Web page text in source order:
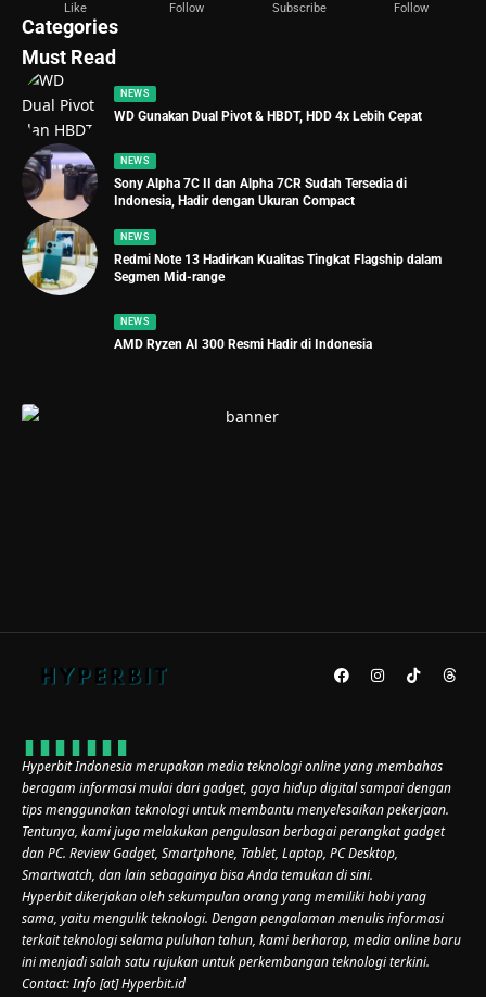
Like Follow Subscribe Follow
Categories
2029 Articles
Must Read
NEWS
WD Gunakan Dual Pivot & HBDT, HDD 4x Lebih Cepat
NEWS
Sony Alpha 7C II dan Alpha 7CR Sudah Tersedia di
Indonesia, Hadir dengan Ukuran Compact
NEWS
Redmi Note 13 Hadirkan Kualitas Tingkat Flagship dalam
Segmen Mid-range
NEWS
AMD Ryzen AI 300 Resmi Hadir di Indonesia
Hyperbit Indonesia merupakan media teknologi online yang membahas
beragam informasi mulai dari gadget, gaya hidup digital sampai dengan
tips menggunakan teknologi untuk membantu menyelesaikan pekerjaan.
Tentunya, kami juga melakukan pengulasan berbagai perangkat gadget
dan PC. Review Gadget, Smartphone, Tablet, Laptop, PC Desktop,
Smartwatch, dan lain sebagainya bisa Anda temukan di sini.
Hyperbit dikerjakan oleh sekumpulan orang yang memiliki hobi yang
sama, yaitu mengulik teknologi. Dengan pengalaman menulis informasi
terkait teknologi selama puluhan tahun, kami berharap, media online baru
ini menjadi salah satu rujukan untuk perkembangan teknologi terkini.
Contact: Info [at] Hyperbit.id